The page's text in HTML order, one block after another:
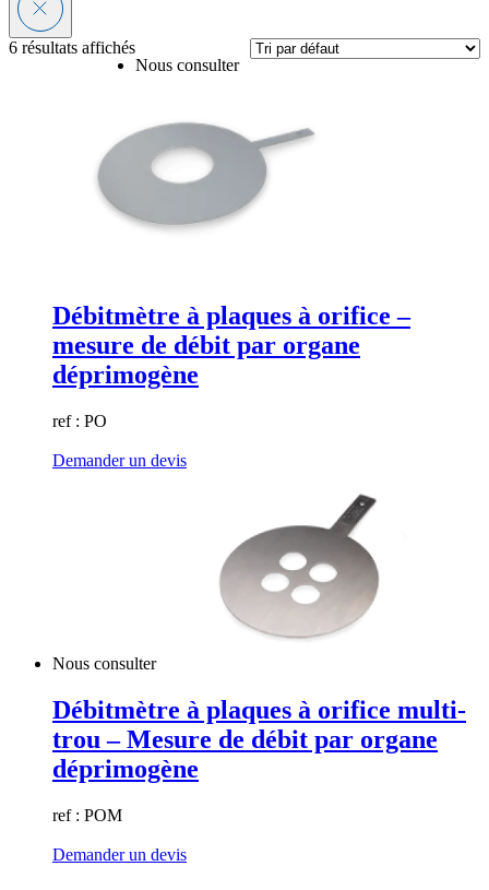
6 résultats affichés
Nous consulter
Débitmètre à plaques à orifice –
mesure de débit par organe
déprimogène
ref : PO
Demander un devis
Nous consulter
Débitmètre à plaques à orifice multi-
trou – Mesure de débit par organe
déprimogène
ref : POM
Demander un devis